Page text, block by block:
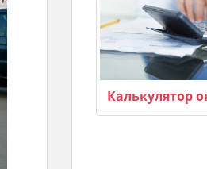
Калькулятор